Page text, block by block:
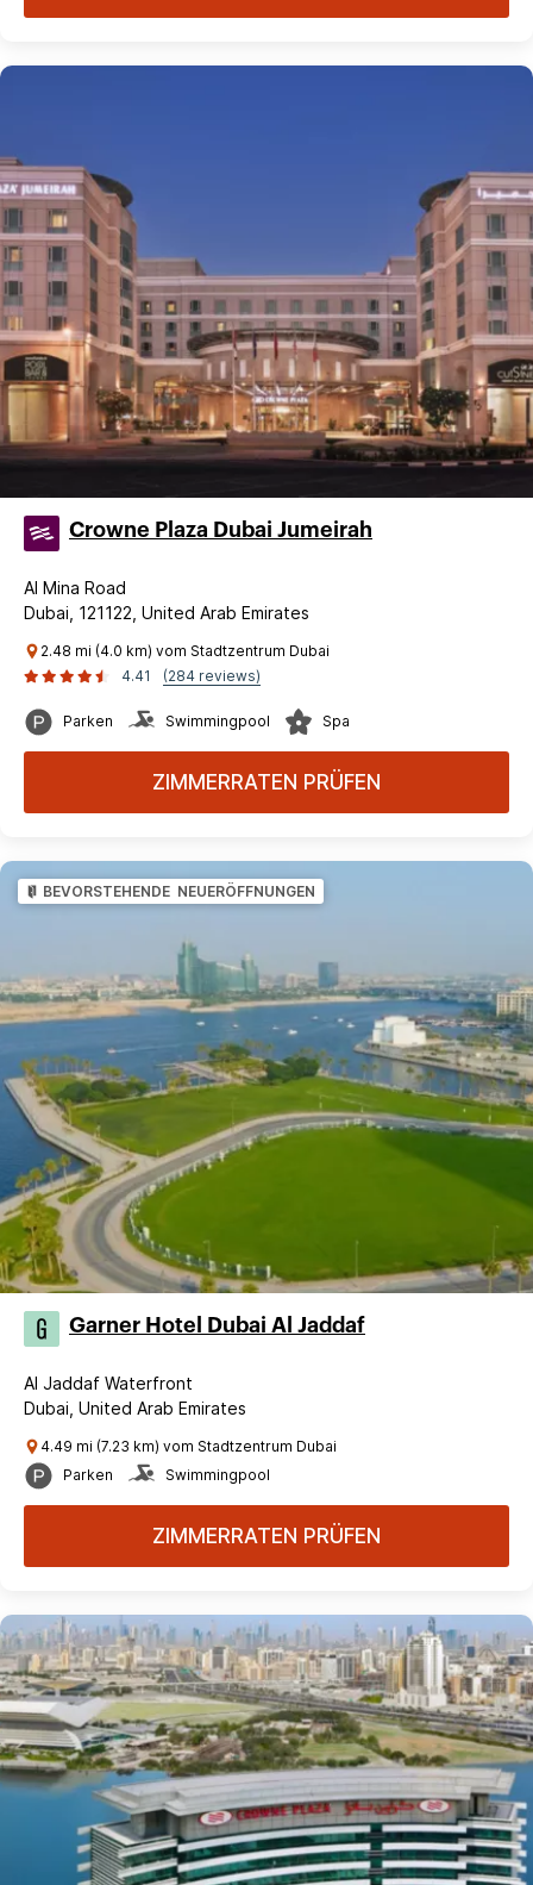
Crowne Plaza Dubai Jumeirah
Al Mina Road
Dubai, 121122, United Arab Emirates
2.48 mi (4.0 km) vom Stadtzentrum Dubai
4.41
(284 reviews)
Parken Swimmingpool Spa
ZIMMERRATEN PRÜFEN
BEVORSTEHENDE NEUERÖFFNUNGEN
Garner Hotel Dubai Al Jaddaf
Al Jaddaf Waterfront
Dubai, United Arab Emirates
4.49 mi (7.23 km) vom Stadtzentrum Dubai
Parken
Swimmingpool
ZIMMERRATEN PRÜFEN